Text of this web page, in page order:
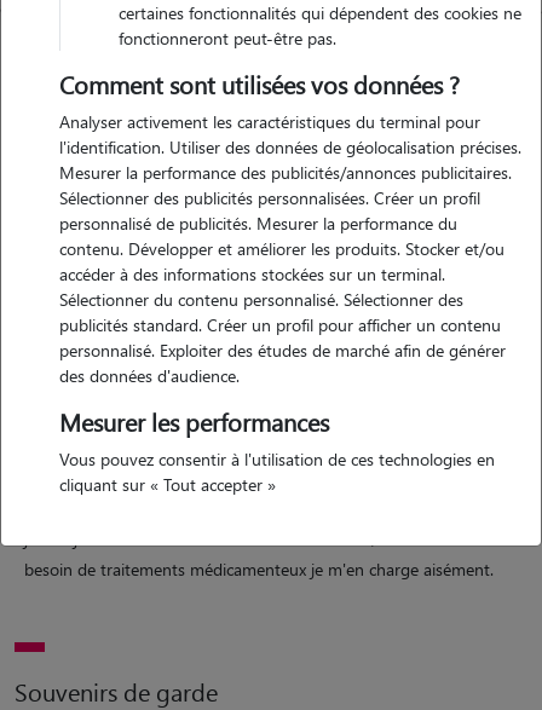
Motivation
je garde des animaux depuis mon adolescence, et je continue encore
aujourd'hui! c'est toujours avec autant de plaisir ! je prend à chaque
fois bonne notes de toutes les indications des maîtres afin que les
loulous ne manquent de rien et ne soient pas trop perturbés! et cela
Expérience
besoin de traitements médicamenteux je m'en charge aisément.
Souvenirs de garde
certaines fonctionnalités qui dépendent des cookies ne
fonctionneront peut-être pas.
Comment sont utilisées vos données ?
Analyser activement les caractéristiques du terminal pour
l'identification. Utiliser des données de géolocalisation précises.
Mesurer la performance des publicités/annonces publicitaires.
Sélectionner des publicités personnalisées. Créer un profil
personnalisé de publicités. Mesurer la performance du
contenu. Développer et améliorer les produits. Stocker et/ou
accéder à des informations stockées sur un terminal.
Sélectionner du contenu personnalisé. Sélectionner des
publicités standard. Créer un profil pour afficher un contenu
personnalisé. Exploiter des études de marché afin de générer
des données d'audience.
Mesurer les performances
Vous pouvez consentir à l'utilisation de ces technologies en
cliquant sur « Tout accepter »